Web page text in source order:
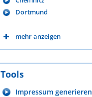
Dortmund
mehr anzeigen
Tools
Impressum generieren